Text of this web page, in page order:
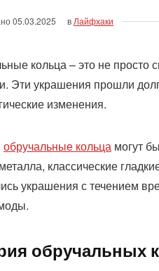
05.03.2025 в Лайфхаки
кольца – это не
Эти украшения прошли
изменения.
обручальные кольца могут
классические
украшения с течением
обручальных